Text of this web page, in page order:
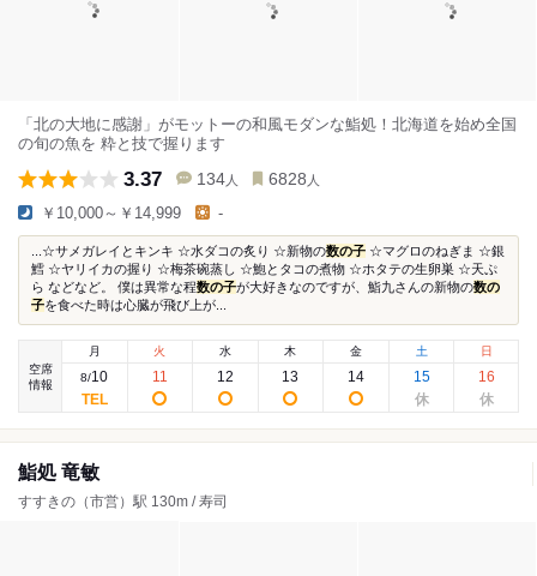
「北の大地に感謝」がモットーの和風モダンな鮨処！北海道を始め全国
の旬の魚を 粋と技で握ります
3.37 134 人 6828 人
￥10,000～￥14,999 -
...☆サメガレイとキンキ ☆水ダコの炙り ☆新物の数の子 ☆マグロのねぎま ☆銀
鱈 ☆ヤリイカの握り ☆梅茶碗蒸し ☆鮑とタコの煮物 ☆ホタテの生卵巣 ☆天ぷ
ら などなど。 僕は異常な程数の子が大好きなのですが、鮨九さんの新物の数の
子を食べた時は心臓が飛び上が...
空席
情報
月
8/10
火
11
水
12
木
13
金
14
土
15
日
16
鮨処 竜敏
すすきの（市営）駅 130m / 寿司